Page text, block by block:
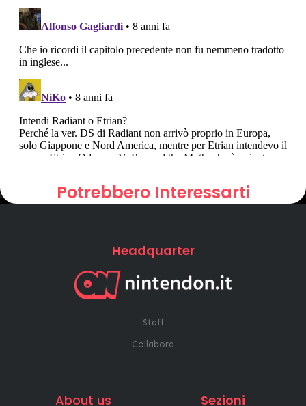
Potrebbero Interessarti
Headquarter
Staff
Collabora
About us Sezioni